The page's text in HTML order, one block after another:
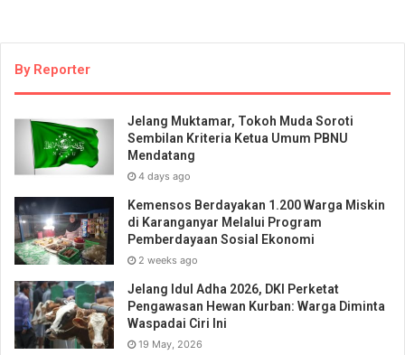
By Reporter
Jelang Muktamar, Tokoh Muda Soroti
Sembilan Kriteria Ketua Umum PBNU
Mendatang
4 days ago
Kemensos Berdayakan 1.200 Warga Miskin
di Karanganyar Melalui Program
Pemberdayaan Sosial Ekonomi
2 weeks ago
Jelang Idul Adha 2026, DKI Perketat
Pengawasan Hewan Kurban: Warga Diminta
Waspadai Ciri Ini
19 May, 2026